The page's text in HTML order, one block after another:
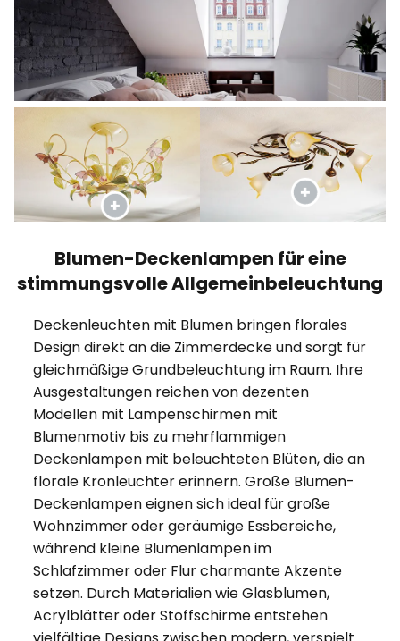
Blumen-Deckenlampen für eine
stimmungsvolle Allgemeinbeleuchtung
Deckenleuchten mit Blumen bringen florales
Design direkt an die Zimmerdecke und sorgt für
gleichmäßige Grundbeleuchtung im Raum. Ihre
Ausgestaltungen reichen von dezenten
Modellen mit Lampenschirmen mit
Blumenmotiv bis zu mehrflammigen
Deckenlampen mit beleuchteten Blüten, die an
florale Kronleuchter erinnern. Große Blumen-
Deckenlampen eignen sich ideal für große
Wohnzimmer oder geräumige Essbereiche,
während kleine Blumenlampen im
Schlafzimmer oder Flur charmante Akzente
setzen. Durch Materialien wie Glasblumen,
Acrylblätter oder Stoffschirme entstehen